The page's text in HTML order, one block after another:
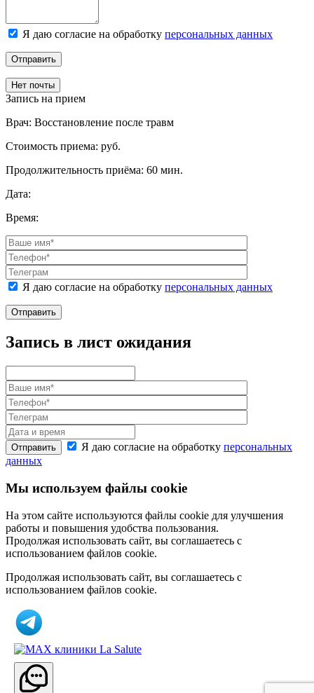
Я даю согласие на обработку персональных данных
Отправить
Нет почты
Запись на прием
Врач: Восстановление после травм
Стоимость приема: руб.
Продолжительность приёма: 60 мин.
Дата:
Время:
Я даю согласие на обработку персональных данных
Отправить
Запись в лист ожидания
Отправить Я даю согласие на обработку персональных
данных
Мы используем файлы cookie
На этом сайте используются файлы cookie для улучшения
работы и повышения удобства пользования.
Продолжая использовать сайт, вы соглашаетесь с
использованием файлов cookie.
Продолжая использовать сайт, вы соглашаетесь с
использованием файлов cookie.